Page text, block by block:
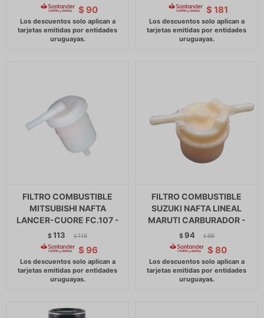
$ 90 $ 181
FILTRO COMBUSTIBLE
MITSUBISHI NAFTA
LANCER-CUORE FC.107 -
$113 $ 116
$ 96
FILTRO COMBUSTIBLE
SUZUKI NAFTA LINEAL
MARUTI CARBURADOR -
$94 $ 96
$ 80